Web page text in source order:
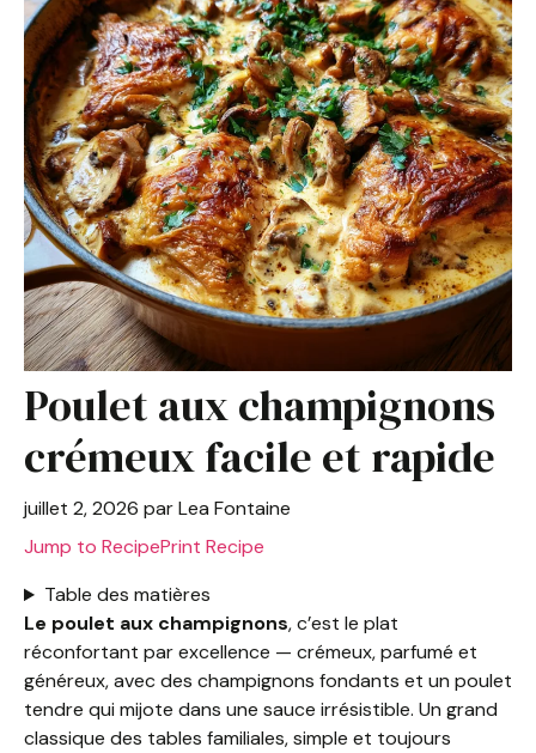
Poulet aux champignons
crémeux facile et rapide
juillet 2, 2026 parLea Fontaine
Jump to RecipePrint Recipe
Table des matières
Le poulet aux champignons, c’est le plat
réconfortant par excellence — crémeux, parfumé et
généreux, avec des champignons fondants et un poulet
tendre qui mijote dans une sauce irrésistible. Un grand
classique des tables familiales, simple et toujours